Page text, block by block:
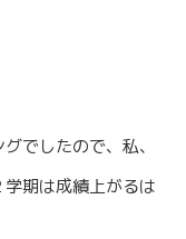
でしたので、私、
期は成績上がるは